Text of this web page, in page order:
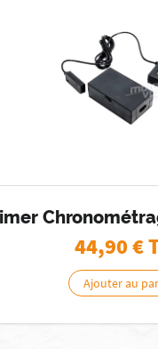
44,90€
Ajouter au